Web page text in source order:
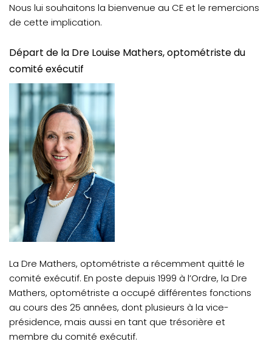
Nous lui souhaitons la bienvenue au CE et le remercions
de cette implication.
Départ de la Dre Louise Mathers, optométriste du
comité exécutif
La Dre Mathers, optométriste a récemment quitté le
comité exécutif. En poste depuis 1999 à l’Ordre, la Dre
Mathers, optométriste a occupé différentes fonctions
au cours des 25 années, dont plusieurs à la vice-
présidence, mais aussi en tant que trésorière et
membre du comité exécutif.